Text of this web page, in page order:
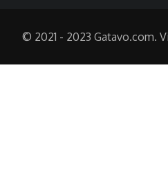
© 2021 - 2023 Gatavo.com.